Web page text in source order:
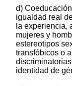
d)
igualdad real
la experiencia,
mujeres y
estereotipos
transfóbicos o
identidad de